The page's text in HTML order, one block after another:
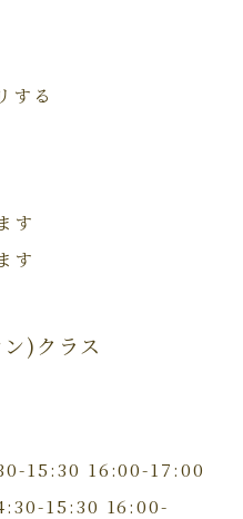
する
す
す
)クラス
15:30 16:00-17:00
15:30 16:00-